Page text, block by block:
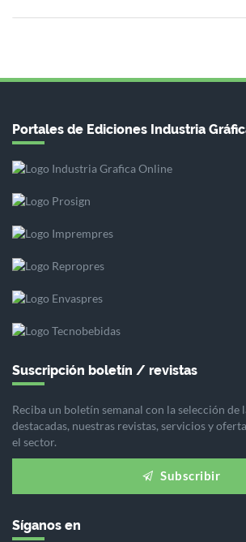
Portales de Ediciones Industria
Suscripción boletín / revistas
Reciba un boletín semanal con la selección de
destacadas, nuestras revistas, servicios y
el sector.
Subscribir
Síganos en